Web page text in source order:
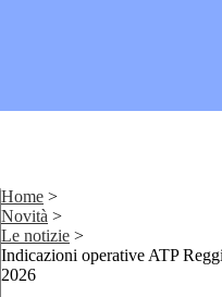
Home >
Novità >
Le notizie >
Indicazioni operative ATP
2026